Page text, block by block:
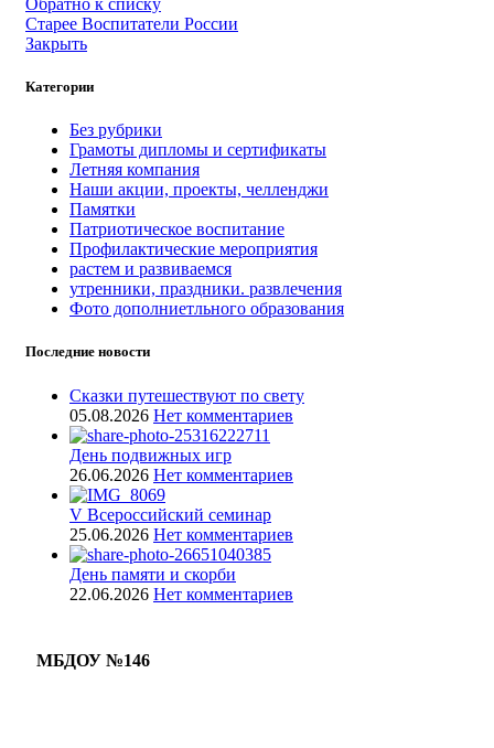
Старее Воспитатели России
Закрыть
Категории
Без рубрики
Грамоты дипломы и сертификаты
Летняя компания
Наши акции, проекты, челленджи
Памятки
Патриотическое воспитание
Профилактические мероприятия
растем и развиваемся
утренники, праздники. развлечения
Фото дополниетльного образования
Последние новости
Сказки путешествуют по свету
05.08.2026 Нет комментариев
День подвижных игр
26.06.2026 Нет комментариев
V Всероссийский семинар
25.06.2026 Нет комментариев
День памяти и скорби
22.06.2026 Нет комментариев
МБДОУ №146